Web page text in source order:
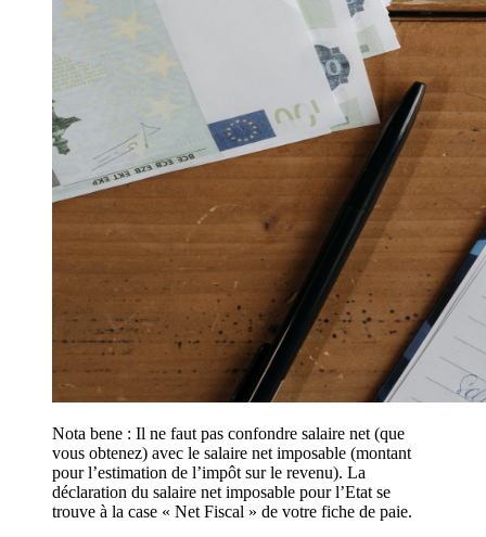
Nota bene : Il ne faut pas confondre salaire net (que
vous obtenez) avec le salaire net imposable (montant
pour l’estimation de l’impôt sur le revenu). La
déclaration du salaire net imposable pour l’Etat se
trouve à la case « Net Fiscal » de votre fiche de paie.